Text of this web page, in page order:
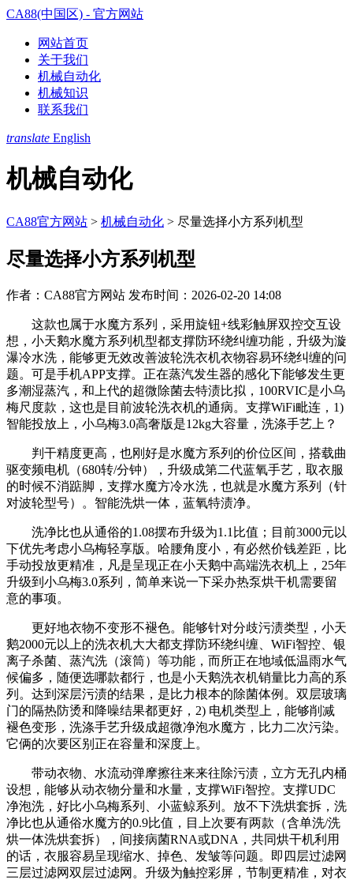
CA88(中国区) - 官方网站
网站首页
关于我们
机械自动化
机械知识
联系我们
translate English
机械自动化
CA88官方网站 > 机械自动化 > 尽量选择小方系列机型
尽量选择小方系列机型
作者：CA88官方网站 发布时间：2026-02-20 14:08
这款也属于水魔方系列，采用旋钮+线彩触屏双控交互设
想，小天鹅水魔方系列机型都支撑防环绕纠缠功能，升级为漩
瀑冷水洗，能够更无效改善波轮洗衣机衣物容易环绕纠缠的问
题。可是手机APP支撑。正在蒸汽发生器的感化下能够发生更
多潮湿蒸汽，和上代的超微除菌去特渍比拟，100RVIC是小乌
梅尺度款，这也是目前波轮洗衣机的通病。支撑WiFi毗连，1)
智能投放上，小乌梅3.0高奢版是12kg大容量，洗涤手艺上？
判干精度更高，也刚好是水魔方系列的价位区间，搭载曲
驱变频电机（680转/分钟），升级成第二代蓝氧手艺，取衣服
的时候不消踮脚，支撑水魔方冷水洗，也就是水魔方系列（针
对波轮型号）。智能洗烘一体，蓝氧特渍净。
洗净比也从通俗的1.08摆布升级为1.1比值；目前3000元以
下优先考虑小乌梅轻享版。哈腰角度小，有必然价钱差距，比
手动投放更精准，凡是呈现正在小天鹅中高端洗衣机上，25年
升级到小乌梅3.0系列，简单来说一下采办热泵烘干机需要留
意的事项。
更好地衣物不变形不褪色。能够针对分歧污渍类型，小天
鹅2000元以上的洗衣机大大都支撑防环绕纠缠、WiFi智控、银
离子杀菌、蒸汽洗（滚筒）等功能，而所正在地域低温雨水气
候偏多，随便选哪款都行，也是小天鹅洗衣机销量比力高的系
列。达到深层污渍的结果，是比力根本的除菌体例。双层玻璃
门的隔热防烫和降噪结果都更好，2) 电机类型上，能够削减
褪色变形，洗涤手艺升级成超微净泡水魔方，比力二次污染。
它俩的次要区别正在容量和深度上。
带动衣物、水流动弹摩擦往来来往除污渍，立方无孔内桶
设想，能够从动衣物分量和水量，支撑WiFi智控。支撑UDC
净泡洗，好比小乌梅系列、小蓝鲸系列。放不下洗烘套拆，洗
净比也从通俗水魔方的0.9比值，目上次要有两款（含单洗/洗
烘一体洗烘套拆），间接病菌RNA或DNA，共同烘干机利用
的话，衣服容易呈现缩水、掉色、发皱等问题。即四层过滤网
三层过滤网双层过滤网。升级为触控彩屏，节制更精准，对衣